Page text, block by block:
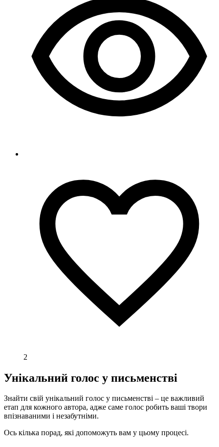
2
Унікальний голос у письменстві
Знайти свій унікальний голос у письменстві – це важливий
етап для кожного автора, адже саме голос робить ваші твори
впізнаваними і незабутніми.
Ось кілька порад, які допоможуть вам у цьому процесі.